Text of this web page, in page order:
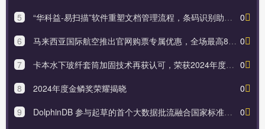
0
5
“华科益-易扫描”软件重塑文档管理流程，条码识别助力企业数字化升级
0
6
马来西亚国际航空推出官网购票专属优惠，全场最高85折
0
7
卡本水下玻纤套筒加固技术再获认可，荣获2024年度山东土木建筑科技进步一等奖！
0
8
2024年度金鳞奖荣耀揭晓
0
9
DolphinDB 参与起草的首个大数据批流融合国家标准正式发布！